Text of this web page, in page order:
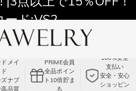
上通常配送無料！
|3点以上で15％OFF！
コード:VS2
メイ
ド
ズナブ
高品質
PRIME会員
全品ポイン
ト10倍貯ま
る
100%安全
支払い
安全・安心
ショッピン